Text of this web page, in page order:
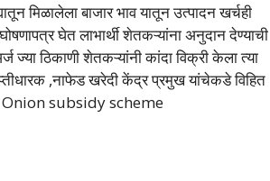
मिळालेला बाजार भाव यातून उत्पादन खर्चही
घेत लाभार्थी शेतकऱ्यांना अनुदान देण्याची
ठिकाणी शेतकऱ्यांनी कांदा विक्री केला त्या
,नाफेड खरेदी केंद्र प्रमुख यांचेकडे विहित
Onion subsidy scheme